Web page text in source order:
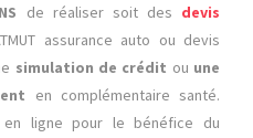
de réaliser soit des devis
assurance auto ou devis
simulation de crédit ou une
en complémentaire santé.
ligne pour le bénéfice du